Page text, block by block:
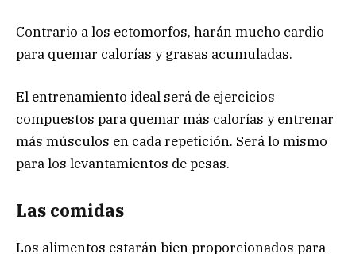
Contrario a los ectomorfos, harán mucho cardio
para quemar calorías y grasas acumuladas.
El entrenamiento ideal será de ejercicios
compuestos para quemar más calorías y entrenar
más músculos en cada repetición. Será lo mismo
para los levantamientos de pesas.
Las comidas
Los alimentos estarán bien proporcionados para